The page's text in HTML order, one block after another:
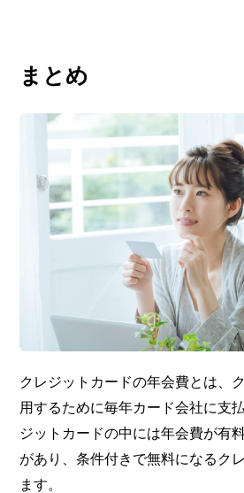
まとめ
クレジットカードの年会費とは、
用するために毎年カード会社に支
ジットカードの中には年会費が有
があり、条件付きで無料になるク
ます。